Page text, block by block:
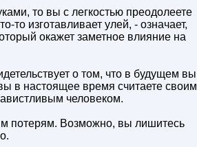
то вы с легкостью преодолеете
то изготавливает улей, - означает,
окажет заметное влияние на
о том, что в будущем вы
в настоящее время считаете своим
человеком.
потерям. Возможно, вы лишитесь